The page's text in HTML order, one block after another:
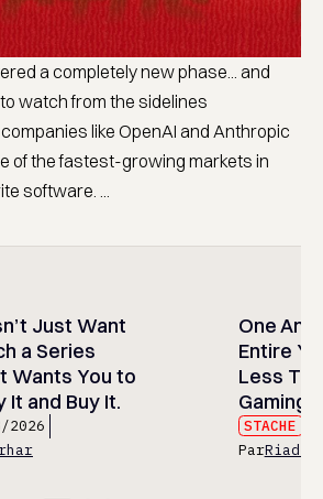
a completely new phase... and
watch from the sidelines
like OpenAI and Anthropic
of the fastest-growing markets in
software. ...
Just Want
a Series
Wants You to
It and Buy It.
2026
One
Entire
Less
Gaming
STACHE
ParRiad